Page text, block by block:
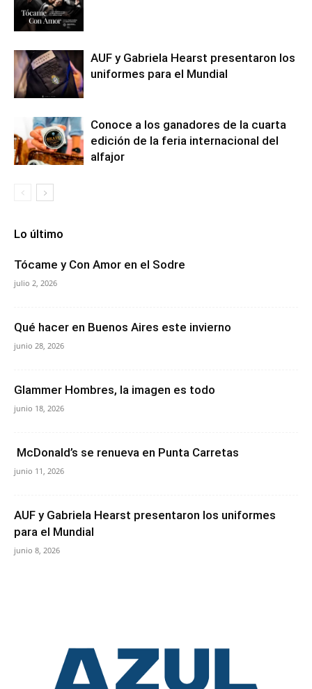
AUF y Gabriela Hearst presentaron los
uniformes para el Mundial
Conoce a los ganadores de la cuarta
edición de la feria internacional del
alfajor
Lo último
Tócame y Con Amor en el Sodre
julio 2, 2026
Qué hacer en Buenos Aires este invierno
junio 28, 2026
Glammer Hombres, la imagen es todo
junio 18, 2026
McDonald’s se renueva en Punta Carretas
junio 11, 2026
AUF y Gabriela Hearst presentaron los uniformes
para el Mundial
junio 8, 2026